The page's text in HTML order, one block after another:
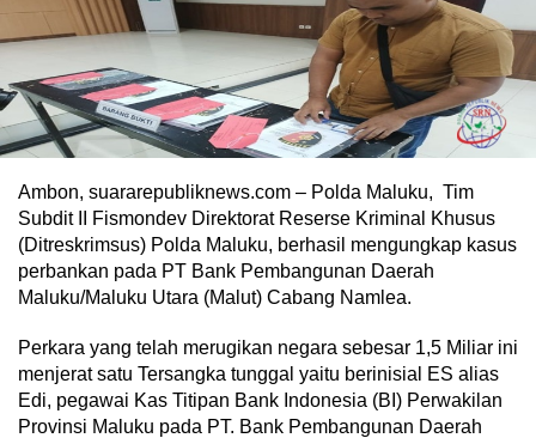
Ambon, suararepubliknews.com – Polda Maluku, Tim
Subdit II Fismondev Direktorat Reserse Kriminal Khusus
(Ditreskrimsus) Polda Maluku, berhasil mengungkap kasus
perbankan pada PT Bank Pembangunan Daerah
Maluku/Maluku Utara (Malut) Cabang Namlea.
Perkara yang telah merugikan negara sebesar 1,5 Miliar ini
menjerat satu Tersangka tunggal yaitu berinisial ES alias
Edi, pegawai Kas Titipan Bank Indonesia (BI) Perwakilan
Provinsi Maluku pada PT. Bank Pembangunan Daerah